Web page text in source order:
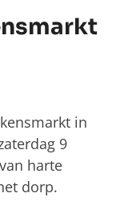
in
9
harte
dorp.